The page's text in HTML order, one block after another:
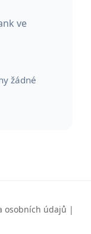
ve
žádné
osobních údajů |